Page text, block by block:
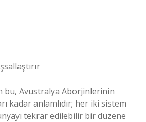
bu, Avustralya Aborjinlerinin
kadar anlamlıdır; her iki sistem
tekrar edilebilir bir düzene